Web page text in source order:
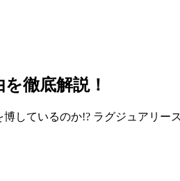
徹底解説！
しているのか!? ラグジュアリー